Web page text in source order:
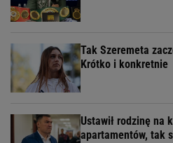
Tak Szeremeta
Krótko i konkretnie
Ustawił rodzinę na
apartamentów, tak